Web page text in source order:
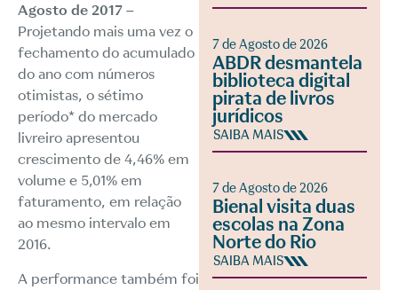
Agosto de 2017 –
Projetando mais uma vez o
fechamento do acumulado
do ano com números
otimistas, o sétimo
período* do mercado
livreiro apresentou
crescimento de 4,46% em
volume e 5,01% em
faturamento, em relação
ao mesmo intervalo em
2016.
A performance também foi
7 de Agosto de 2026
ABDR desmantela
biblioteca digital
pirata de livros
jurídicos
SAIBA MAIS
7 de Agosto de 2026
Bienal visita duas
escolas na Zona
Norte do Rio
SAIBA MAIS